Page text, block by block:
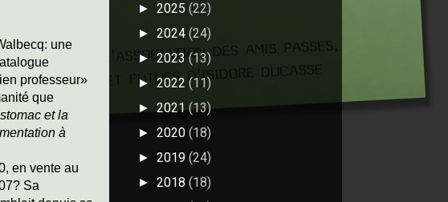
une
professeur»
que
et la
à
en vente au
Sa
► 2025 (22)
► 2024 (24)
► 2023(13)
►2022 (11)
► 2021(13)
► 2020 (18)
► 2019 (24)
► 2018 (18)